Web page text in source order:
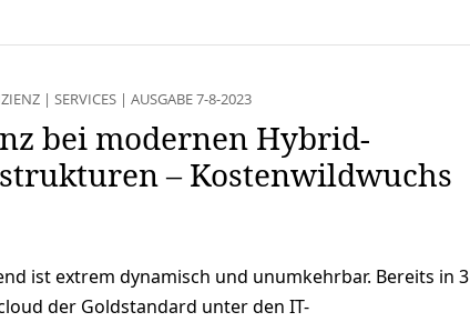
| SERVICES| AUSGABE 7-8-2023
bei modernen Hybrid-
– Kostenwildwuchs
ist extrem dynamisch und unumkehrbar. Bereits in 3
der Goldstandard unter den IT-